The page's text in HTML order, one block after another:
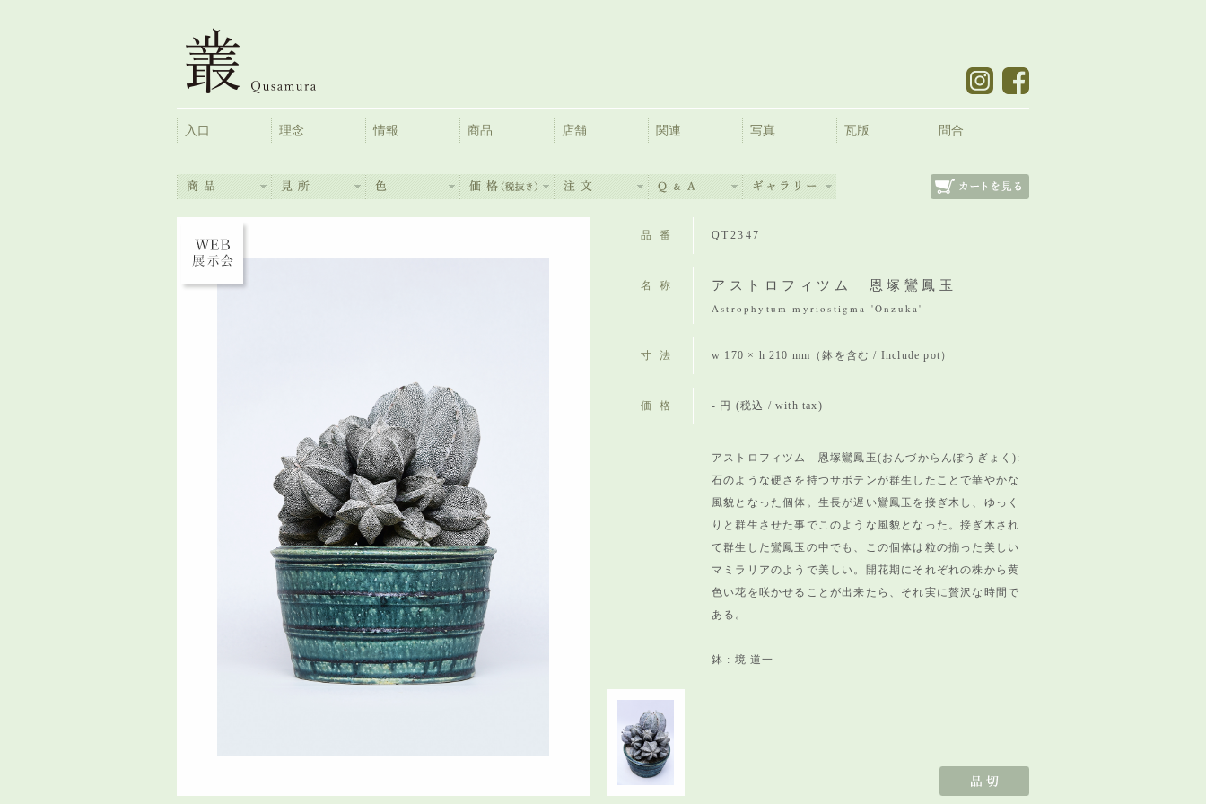
入口 理念 情報 商品 店舗 関連 写真 瓦版 問合
品番 QT2347
名称 アストロフィツム 恩塚鸞鳳玉
Astrophytum myriostigma 'Onzuka'
寸法 w 170 × h 210 mm（鉢を含む / Include pot）
価格 - 円 (税込 / with tax)
アストロフィツム 恩塚鸞鳳玉(おんづからんぽうぎょく):
石のような硬さを持つサボテンが群生したことで華やかな
風貌となった個体。生長が遅い鸞鳳玉を接ぎ木し、ゆっく
りと群生させた事でこのような風貌とな った。接ぎ木され
て群生した鸞鳳玉の中でも、この個体は粒の揃った美しい
マミラリアのようで美しい。開花期にそれぞれの株から黄
色い花を咲かせることが出来たら、それ実に贅沢な時間で
ある。
鉢 : 境 道一